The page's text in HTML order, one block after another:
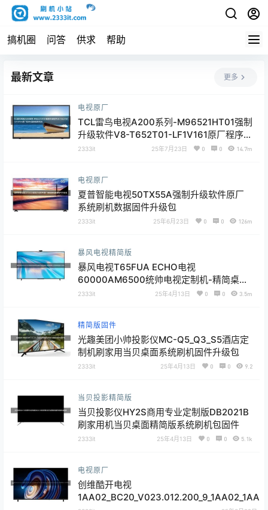
搞机圈 问答 供求 帮助
最新文章 更多
电视原厂
TCL雷鸟电视A200系列-M96521HT01强制
升级软件V8-T652T01-LF1V161原厂程序U
盘数据刷机包
2333it 25年7月23日 0 0 14.7m
电视原厂
夏普智能电视50TX55A强制升级软件原厂
系统刷机数据固件升级包
2333it 25年6月23日 0 0 126m
暴风电视精简版
暴风电视T65FUA ECHO电视
60000AM6500统帅电视定制机-精简桌面
第三方系统刷机固件升级包
2333it 25年4月13日 0 0 3.5m
精简版固件
光趣美团小帅投影仪MC-Q5_Q3_S5酒店定
制机刷家用当贝桌面系统刷机固件升级包
2333it 25年4月13日 0 0 9.2
当贝投影精简版
当贝投影仪HY2S商用专业定制版DB2021B
刷家用机当贝桌面精简版系统刷机包固件
2333it 25年4月13日 0 0 5.1k
电视原厂
创维酷开电视